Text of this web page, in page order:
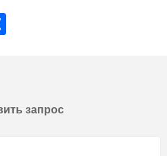
запрос